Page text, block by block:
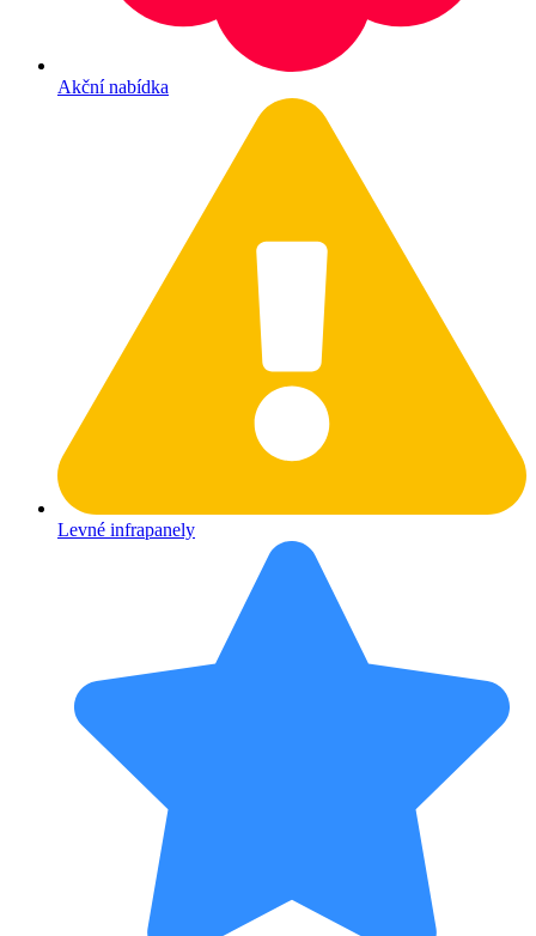
Akční nabídka
Levné infrapanely